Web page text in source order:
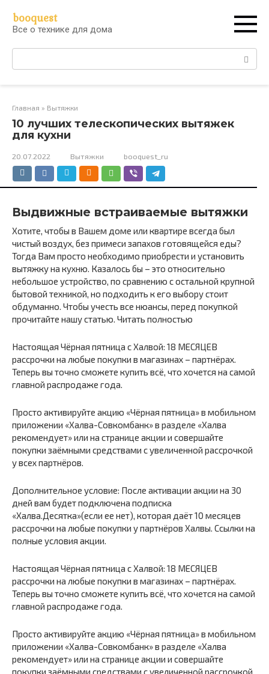
контенту
booquest
Все о технике для дома
Поиск:
Главная » Вытяжки
10 лучших телескопических вытяжек
для кухни
20.07.2022 Вытяжки booquest_ru
Выдвижные встраиваемые вытяжки
Хотите, чтобы в Вашем доме или квартире всегда был
чистый воздух, без примеси запахов готовящейся еды?
Тогда Вам просто необходимо приобрести и установить
вытяжку на кухню. Казалось бы – это относительно
небольшое устройство, по сравнению с остальной крупной
бытовой техникой, но подходить к его выбору стоит
обдуманно. Чтобы учесть все нюансы, перед покупкой
прочитайте нашу статью. Читать полностью
Настоящая Чёрная пятница с Халвой: 18 МЕСЯЦЕВ
рассрочки на любые покупки в магазинах – партнёрах.
Теперь вы точно сможете купить всё, что хочется на самой
главной распродаже года.
Просто активируйте акцию «Чёрная пятница» в мобильном
приложении «Халва-Совкомбанк» в разделе «Халва
рекомендует» или на странице акции и совершайте
покупки заёмными средствами с увеличенной рассрочкой
у всех партнёров.
Дополнительное условие: После активации акции на 30
дней вам будет подключена подписка
«Халва.Десятка»(если ее нет), которая даёт 10 месяцев
рассрочки на любые покупки у партнёров Халвы. Ссылки на
полные условия акции.
Настоящая Чёрная пятница с Халвой: 18 МЕСЯЦЕВ
рассрочки на любые покупки в магазинах – партнёрах.
Теперь вы точно сможете купить всё, что хочется на самой
главной распродаже года.
Просто активируйте акцию «Чёрная пятница» в мобильном
приложении «Халва-Совкомбанк» в разделе «Халва
рекомендует» или на странице акции и совершайте
покупки заёмными средствами с увеличенной рассрочкой